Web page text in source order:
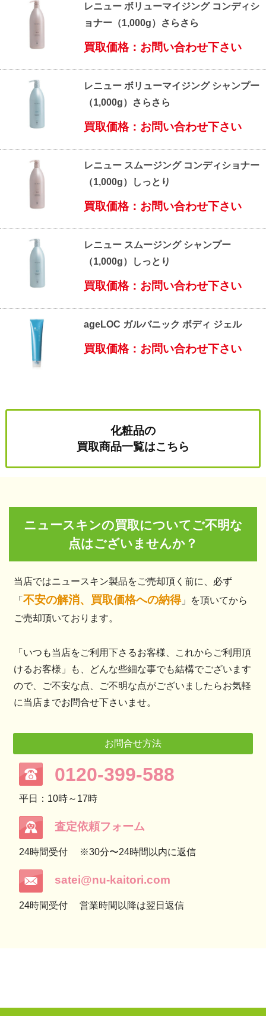
レニュー ボリューマイジング コンディシ
ョナー（1,000g）さらさら
買取価格：お問い合わせ下さい
レニュー ボリューマイジング シャンプー
（1,000g）さらさら
買取価格：お問い合わせ下さい
レニュー スムージング コンディショナー
（1,000g）しっとり
買取価格：お問い合わせ下さい
レニュー スムージング シャンプー
（1,000g）しっとり
買取価格：お問い合わせ下さい
ageLOC ガルバニック ボディ ジェル
買取価格：お問い合わせ下さい
化粧品の
買取商品一覧はこちら
ニュースキンの買取についてご不明な
点はございませんか？
当店ではニュースキン製品をご売却頂く前に、必ず
「不安の解消、買取価格への納得」を頂いてから
ご売却頂いております。
「いつも当店をご利用下さるお客様、これからご利用頂
けるお客様」も、どんな些細な事でも結構でございます
ので、ご不安な点、ご不明な点がございましたらお気軽
に当店までお問合せ下さいませ。
お問合せ方法
0120-399-588
平日：10時～17時
査定依頼フォーム
24時間受付 ※30分〜24時間以内に返信
satei@nu-kaitori.com
24時間受付 営業時間以降は翌日返信